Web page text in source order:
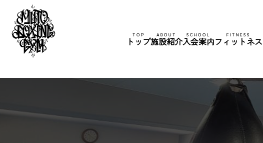
TOP
トップ
ABOUT
施設紹介
SCHOOL
入会案内
FITNESS
フィットネス